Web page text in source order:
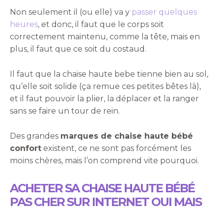
Non seulement il (ou elle) va y passer quelques
heures, et donc, il faut que le corps soit
correctement maintenu, comme la tête, mais en
plus, il faut que ce soit du costaud.
Il faut que la chaise haute bebe tienne bien au sol,
qu’elle soit solide (ça remue ces petites bêtes là),
et il faut pouvoir la plier, la déplacer et la ranger
sans se faire un tour de rein.
Des grandes marques de chaise haute bébé
confort existent, ce ne sont pas forcément les
moins chères, mais l’on comprend vite pourquoi.
ACHETER SA CHAISE HAUTE BÉBÉ
PAS CHER SUR INTERNET OUI MAIS